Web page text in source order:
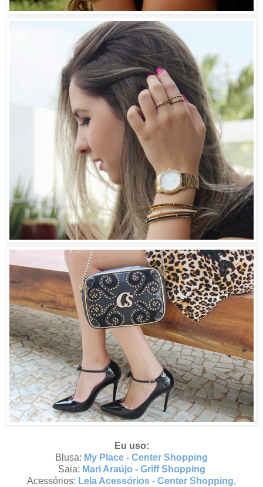
Eu uso:
Blusa: My Place - Center Shopping
Saia: Mari Araújo - Griff Shopping
Acessórios: Lela Acessórios - Center Shopping,